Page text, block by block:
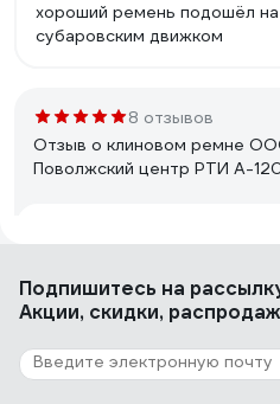
хороший ремень подошёл
субаровским движком
8 отзывов
Отзыв о клиновом ремне
Поволжский центр РТИ А-
18 отзывов
Отзыв о клиновом ремне
Подпишитесь на
Акции, скидки,